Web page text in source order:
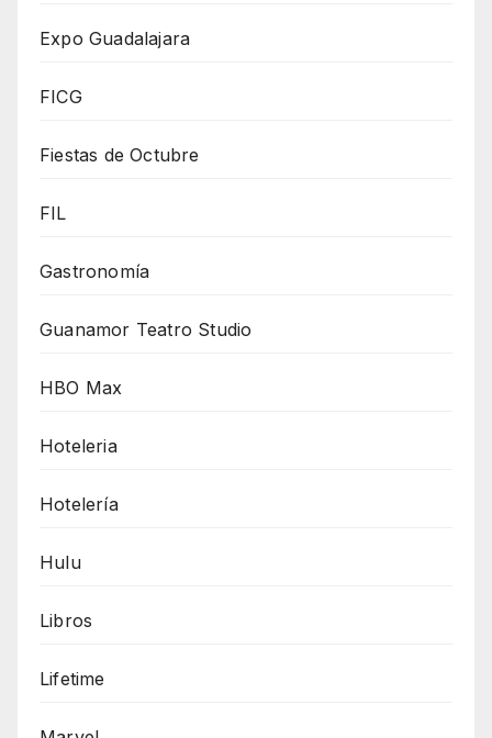
Expo Guadalajara
FICG
Fiestas de Octubre
FIL
Gastronomía
Guanamor Teatro Studio
HBO Max
Hoteleria
Hotelería
Hulu
Libros
Lifetime